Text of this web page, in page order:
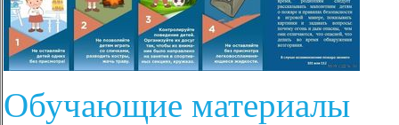
Обучающие материалы